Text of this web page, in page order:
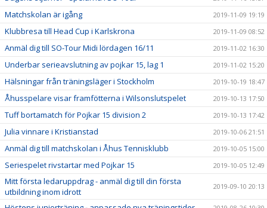
Matchskolan är igång 2019-11-09 19:19
Klubbresa till Head Cup i Karlskrona 2019-11-09 08:52
Anmäl dig till SO-Tour Midi lördagen 16/11 2019-11-02 16:30
Underbar serieavslutning av pojkar 15, lag 1 2019-11-02 15:20
Hälsningar från träningsläger i Stockholm 2019-10-19 18:47
Åhusspelare visar framfötterna i Wilsonslutspelet 2019-10-13 17:50
Tuff bortamatch för Pojkar 15 division 2 2019-10-13 17:42
Julia vinnare i Kristianstad 2019-10-06 21:51
Anmäl dig till matchskolan i Åhus Tennisklubb 2019-10-05 15:00
Seriespelet rivstartar med Pojkar 15 2019-10-05 12:49
Mitt första ledaruppdrag - anmäl dig till din första
utbildning inom idrott
2019-09-10 20:13